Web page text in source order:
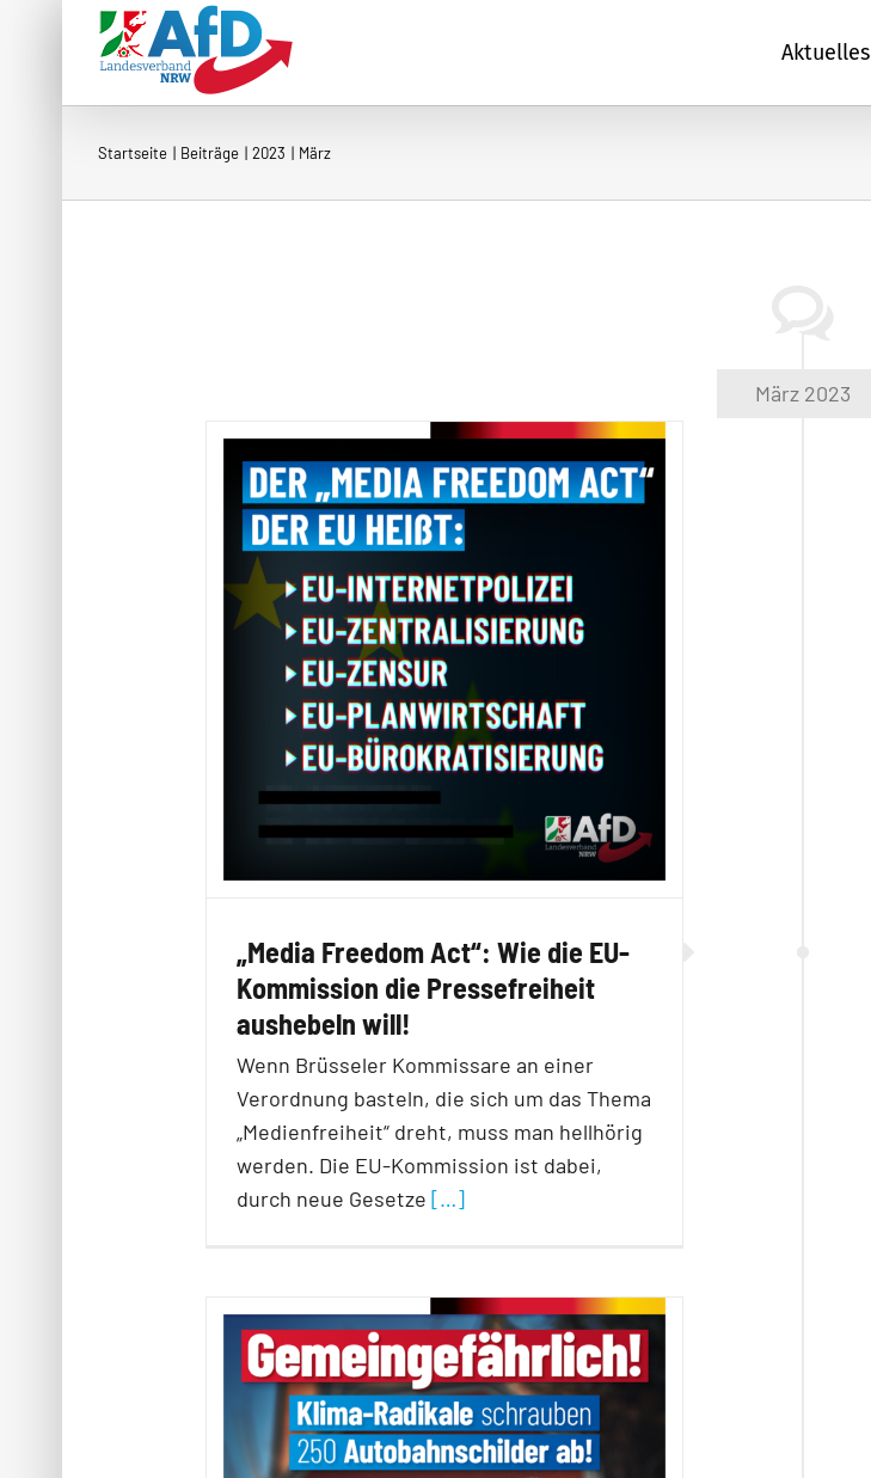
Aktuelles
Startseite Beiträge 2023 März
März 2023
„Media Freedom Act“: Wie die EU-
Kommission die Pressefreiheit
aushebeln will!
Wenn Brüsseler Kommissare an einer
Verordnung basteln, die sich um das Thema
„Medienfreiheit“ dreht, muss man hellhörig
werden. Die EU-Kommission ist dabei,
durch neue Gesetze […]